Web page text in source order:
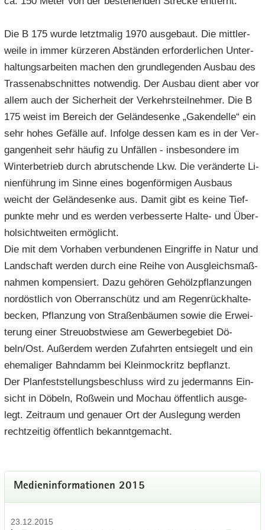
Die B 175 wurde letzt­ma­lig 1970 aus­ge­baut. Die mitt­ler­
wei­le in immer kür­ze­ren Ab­stän­den er­for­der­li­chen Un­ter­
hal­tungs­ar­bei­ten ma­chen den grund­le­gen­den Aus­bau des
Tras­sen­ab­schnit­tes not­wen­dig. Der Aus­bau dient aber vor
allem auch der Si­cher­heit der Ver­kehrs­teil­neh­mer. Die B
175 weist im Be­reich der Ge­län­de­sen­ke „Ga­ken­del­le“ ein
sehr hohes Ge­fäl­le auf. In­fol­ge des­sen kam es in der Ver­
gan­gen­heit sehr häu­fig zu Un­fäl­len - ins­be­son­de­re im
Win­ter­be­trieb durch ab­rut­schen­de Lkw. Die ver­än­der­te Li­
ni­en­füh­rung im Sinne eines bo­gen­för­mi­gen Aus­baus
weicht der Ge­län­de­sen­ke aus. Damit gibt es keine Tief­
punk­te mehr und es wer­den ver­bes­ser­te Halte-​ und Über­
hol­sicht­wei­ten er­mög­licht.
Die mit dem Vor­ha­ben ver­bun­de­nen Ein­grif­fe in Natur und
Land­schaft wer­den durch eine Reihe von Aus­gleichs­maß­
nah­men kom­pen­siert. Dazu ge­hö­ren Ge­hölz­pflan­zun­gen
nord­öst­lich von Ober­ran­schütz und am Re­gen­rück­hal­te­
be­cken, Pflan­zung von Stra­ßen­bäu­men sowie die Er­wei­
te­rung einer Streu­obst­wie­se am Ge­wer­be­ge­biet Dö­
beln/Ost. Au­ßer­dem wer­den Zu­fahr­ten ent­sie­gelt und ein
ehe­ma­li­ger Bahn­damm bei Klein­mock­ritz be­pflanzt.
Der Plan­fest­stel­lungs­be­schluss wird zu je­der­manns Ein­
sicht in Dö­beln, Roß­wein und Moch­au öf­fent­lich aus­ge­
legt. Zeit­raum und ge­nau­er Ort der Aus­le­gung wer­den
recht­zei­tig öf­fent­lich be­kannt­ge­macht.
Me­di­en­in­for­ma­tio­nen 2015
23.12.2015